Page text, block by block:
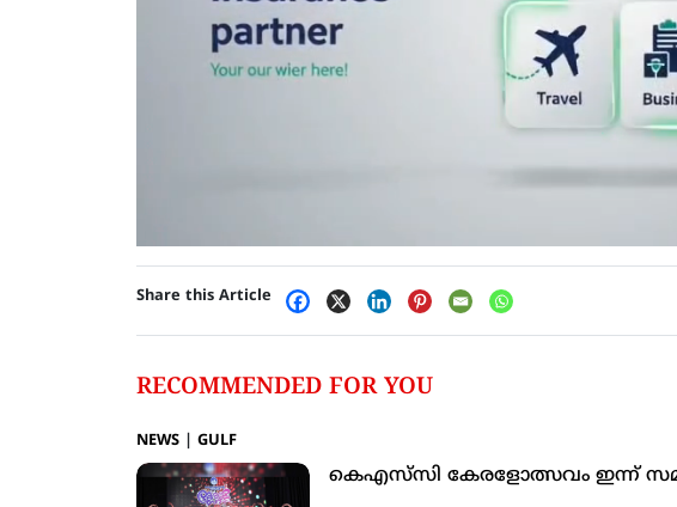
Share this Article
RECOMMENDED FOR YOU
NEWS GULF
കെഎസ്‌സി കേരളോത്സവം ഇന്ന്